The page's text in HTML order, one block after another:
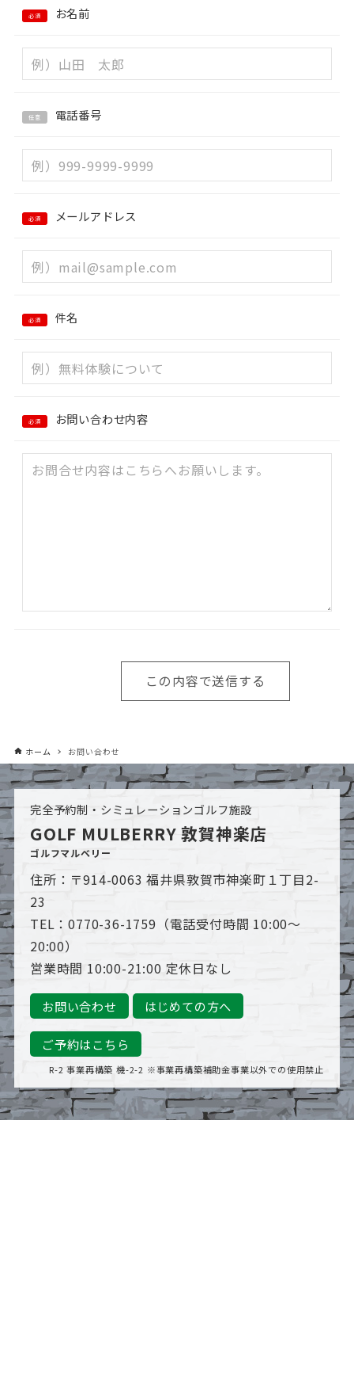
必須 お名前
任意 電話番号
必須 メールアドレス
必須 件名
必須 お問い合わせ内容
ホーム お問い合わせ
完全予約制・シミュレーションゴルフ施設
GOLF MULBERRY 敦賀神楽店
ゴルフマルベリー
住所：〒914-0063 福井県敦賀市神楽町１丁目2-
23
TEL：0770-36-1759（電話受付時間 10:00～
20:00）
営業時間 10:00-21:00 定休日なし
お問い合わせ はじめての方へ
ご予約はこちら
R-2 事業再構築 機-2-2 ※事業再構築補助金事業以外での使用禁止